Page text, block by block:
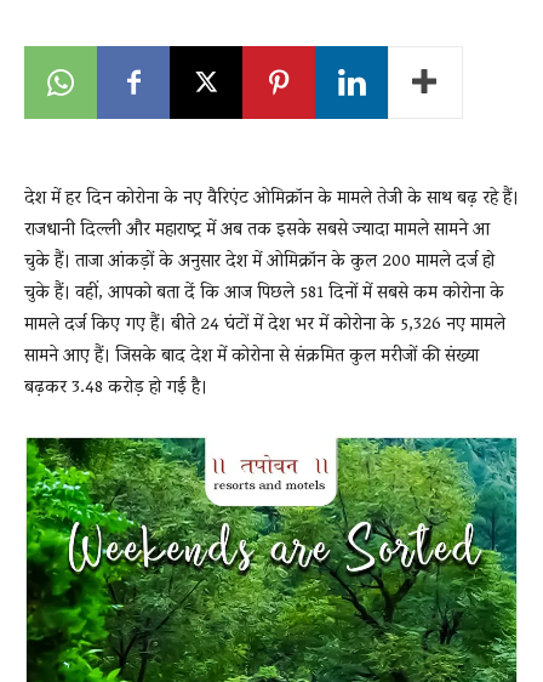
Breaking
News
LIVE
देश में हर दिन कोरोना के नए वैरिएंट ओमिक्रॉन के मामले तेजी के साथ बढ़ रहे हैं।
राजधानी दिल्ली और महाराष्ट्र में अब तक इसके सबसे ज्यादा मामले सामने आ
चुके हैं। ताजा आंकड़ों के अनुसार देश में ओमिक्रॉन के कुल 200 मामले दर्ज हो
चुके हैं। वहीं, आपको बता दें कि आज पिछले 581 दिनों में सबसे कम कोरोना के
मामले दर्ज किए गए हैं। बीते 24 घंटों में देश भर में कोरोना के 5,326 नए मामले
सामने आए हैं। जिसके बाद देश में कोरोना से संक्रमित कुल मरीजों की संख्या
बढ़कर 3.48 करोड़ हो गई है।